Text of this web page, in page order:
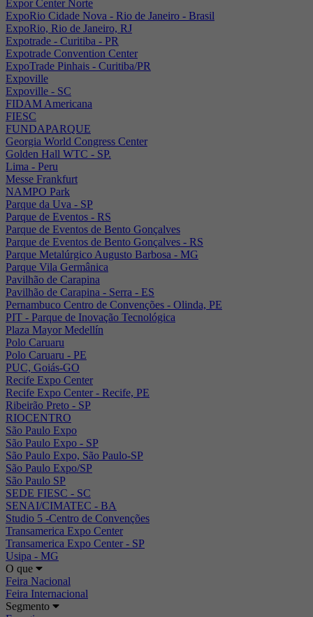
Expor Center Norte
ExpoRio Cidade Nova - Rio de Janeiro - Brasil
ExpoRio, Rio de Janeiro, RJ
Expotrade - Curitiba - PR
Expotrade Convention Center
ExpoTrade Pinhais - Curitiba/PR
Expoville
Expoville - SC
FIDAM Americana
FIESC
FUNDAPARQUE
Georgia World Congress Center
Golden Hall WTC - SP.
Lima - Peru
Messe Frankfurt
NAMPO Park
Parque da Uva - SP
Parque de Eventos - RS
Parque de Eventos de Bento Gonçalves
Parque de Eventos de Bento Gonçalves - RS
Parque Metalúrgico Augusto Barbosa - MG
Parque Vila Germânica
Pavilhão de Carapina
Pavilhão de Carapina - Serra - ES
Pernambuco Centro de Convenções - Olinda, PE
PIT - Parque de Inovação Tecnológica
Plaza Mayor Medellín
Polo Caruaru
Polo Caruaru - PE
PUC, Goiás-GO
Recife Expo Center
Recife Expo Center - Recife, PE
Ribeirão Preto - SP
RIOCENTRO
São Paulo Expo
São Paulo Expo - SP
São Paulo Expo, São Paulo-SP
São Paulo Expo/SP
São Paulo SP
SEDE FIESC - SC
SENAI/CIMATEC - BA
Studio 5 -Centro de Convenções
Transamerica Expo Center
Transamerica Expo Center - SP
Usipa - MG
O que
Feira Nacional
Feira Internacional
Segmento